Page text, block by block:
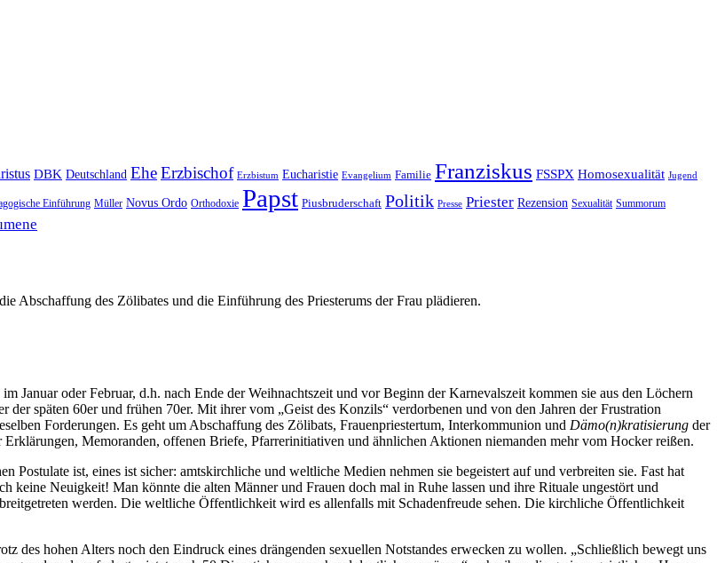
DBK Deutschland EheErzbischof Erzbistum Eucharistie Evangelium Familie Franziskus FSSPX Homosexualität Jugend
Einführung Müller Novus Ordo Orthodoxie Papst Piusbruderschaft Politik Presse Priester Rezension Sexualität Summorum
Abschaffung des Zölibates und die Einführung des Priesterums der Frau plädieren.
Januar oder Februar, d.h. nach Ende der Weihnachtszeit und vor Beginn der Karnevalszeit kommen sie aus den Löchern
späten 60er und frühen 70er. Mit ihrer vom „Geist des Konzils“ verdorbenen und von den Jahren der Frustration
Forderungen. Es geht um Abschaffung des Zölibats, Frauenpriestertum, Interkommunion und Dämo(n)kratisierung der
Memoranden, offenen Briefe, Pfarrerinitiativen und ähnlichen Aktionen niemanden mehr vom Hocker reißen.
ist, eines ist sicher: amtskirchliche und weltliche Medien nehmen sie begeistert auf und verbreiten sie. Fast hat
keine Neuigkeit! Man könnte die alten Männer und Frauen doch mal in Ruhe lassen und ihre Rituale ungestört und
werden. Die weltliche Öffentlichkeit wird es allenfalls mit Schadenfreude sehen. Die kirchliche Öffentlichkeit
des hohen Alters noch den Eindruck eines drängenden sexuellen Notstandes erwecken zu wollen. „Schließlich bewegt uns